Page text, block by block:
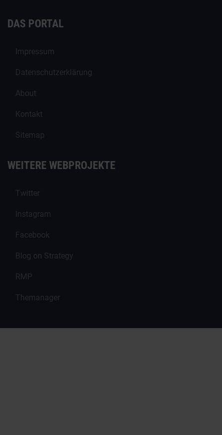
DAS PORTAL
Impressum
Datenschutzerklärung
About
Kontakt
Sitemap
WEITERE WEBPROJEKTE
Twitter
Instagram
Facebook
Blog on Strategy
RMP
Themanager